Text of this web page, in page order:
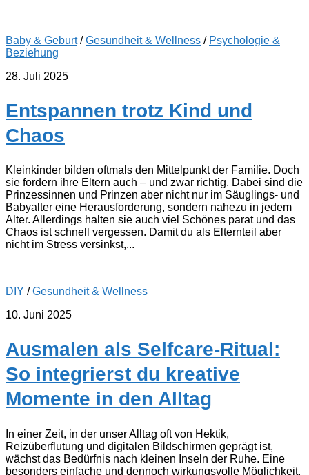
Baby & Geburt/Gesundheit & Wellness / Psychologie &
Beziehung
28. Juli 2025
Entspannen trotz Kind und
Chaos
Kleinkinder bilden oftmals den Mittelpunkt der Familie. Doch
sie fordern ihre Eltern auch – und zwar richtig. Dabei sind die
Prinzessinnen und Prinzen aber nicht nur im Säuglings- und
Babyalter eine Herausforderung, sondern nahezu in jedem
Alter. Allerdings halten sie auch viel Schönes parat und das
Chaos ist schnell vergessen. Damit du als Elternteil aber
nicht im Stress versinkst,...
DIY /Gesundheit & Wellness
10. Juni 2025
Ausmalen als Selfcare-Ritual:
So integrierst du kreative
Momente in den Alltag
In einer Zeit, in der unser Alltag oft von Hektik,
Reizüberflutung und digitalen Bildschirmen geprägt ist,
wächst das Bedürfnis nach kleinen Inseln der Ruhe. Eine
besonders einfache und dennoch wirkungsvolle Möglichkeit,